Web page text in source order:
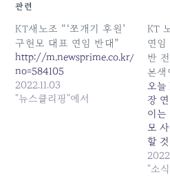
관련
KT새노조 “‘쪼개기 후원’
구현모 대표 연임 반대”
http://m.newsprime.co.kr/
no=584105
2022.11.03
"뉴스클리핑"에서
KT
연
반
본색
오늘
장
이는
모
할
다.
확정
"소